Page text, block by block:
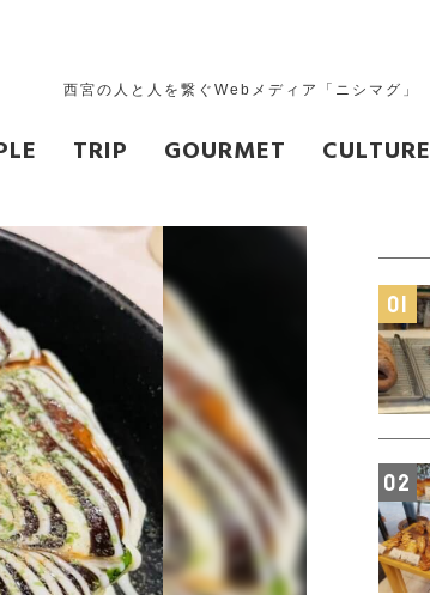
西宮の人と人を繋ぐWebメディア「ニシマグ」
TRIP GOURMET CULTURE